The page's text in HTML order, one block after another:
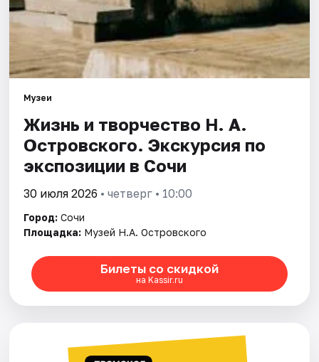
Музеи
Жизнь и творчество Н. А.
Островского. Экскурсия по
экспозиции в Сочи
30 июля 2026 • четверг • 10:00
Город: Сочи
Площадка: Музей Н.А. Островского
Билеты со скидкой
на Kassir.ru